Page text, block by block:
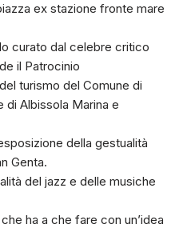
ex stazione fronte mare
curato dal celebre critico
il Patrocinio
turismo del Comune di
di Albissola Marina e
della gestualità
Genta.
del jazz e delle musiche
ha a che fare con un’idea